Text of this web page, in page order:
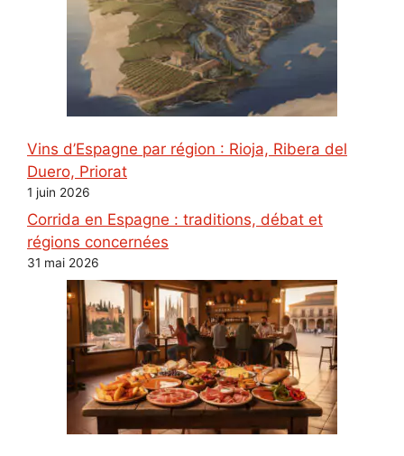
Vins d’Espagne par région : Rioja, Ribera del
Duero, Priorat
1 juin 2026
Corrida en Espagne : traditions, débat et
régions concernées
31 mai 2026